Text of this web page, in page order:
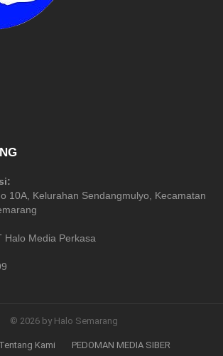
10A, Kelurahan Sendangmulyo, Kecamatan
Halo Media Perkasa
© 2026 by Halo Semarang
Tentang Kami PEDOMAN MEDIA SIBER